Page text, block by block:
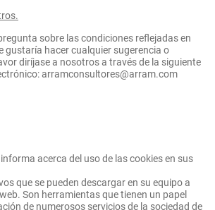
sobre las condiciones reflejadas en
gustaría hacer cualquier sugerencia o
diríjase a nosotros a través de la siguiente
arramconsultores@arram.com
informa acerca del uso de las cookies en sus
que se pueden descargar en su equipo a
Son herramientas que tienen un papel
de numerosos servicios de la sociedad de